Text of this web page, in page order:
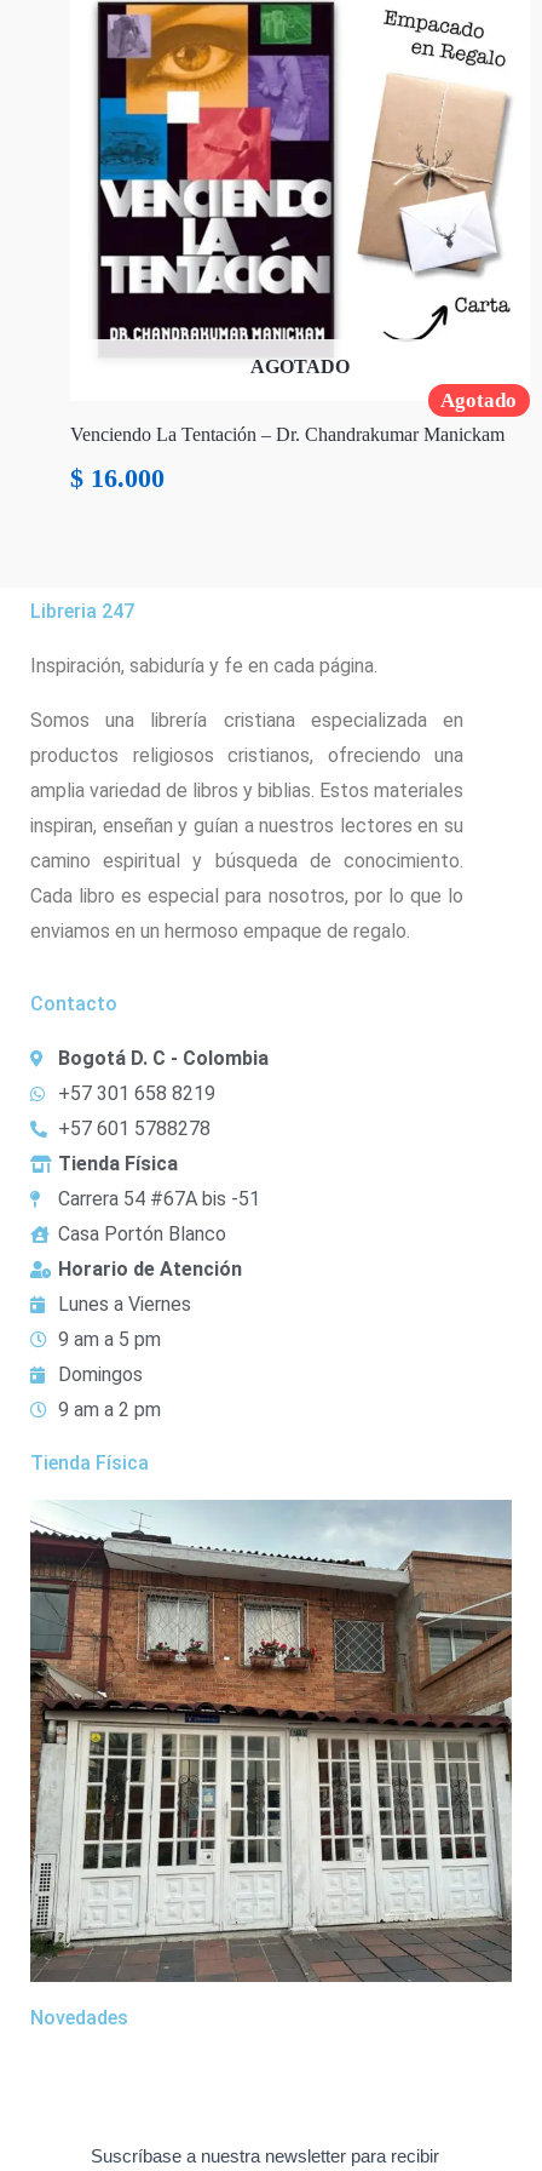
Agotado
AGOTADO
Venciendo La Tentación – Dr. Chandrakumar Manickam
$ 16.000
Libreria 247
Inspiración, sabiduría y fe en cada página.
Somos una librería cristiana especializada en
productos religiosos cristianos, ofreciendo una
amplia variedad de libros y biblias. Estos materiales
inspiran, enseñan y guían a nuestros lectores en su
camino espiritual y búsqueda de conocimiento.
Cada libro es especial para nosotros, por lo que lo
enviamos en un hermoso empaque de regalo.
Contacto
Bogotá D. C - Colombia
+57 301 658 8219
+57 601 5788278
Tienda Física
Carrera 54 #67A bis -51
Casa Portón Blanco
Horario de Atención
Lunes a Viernes
9 am a 5 pm
Domingos
9 am a 2 pm
Tienda Física
Novedades
Suscríbase a nuestra newsletter para recibir